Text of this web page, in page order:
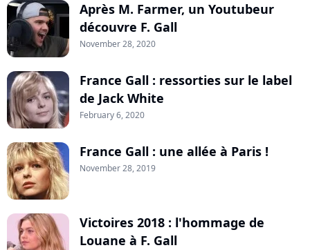
Après M. Farmer, un Youtubeur
découvre F. Gall
November 28, 2020
France Gall : ressorties sur le label
de Jack White
February 6, 2020
France Gall : une allée à Paris !
November 28, 2019
Victoires 2018 : l'hommage de
Louane à F. Gall